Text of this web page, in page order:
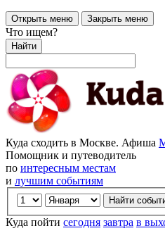
Открыть меню Закрыть меню
Что ищем?
Найти
Куда сходить в Москве. Афиша
Помощник и путеводитель
по интересным местам
и лучшим событиям
Куда пойти сегодня завтра в